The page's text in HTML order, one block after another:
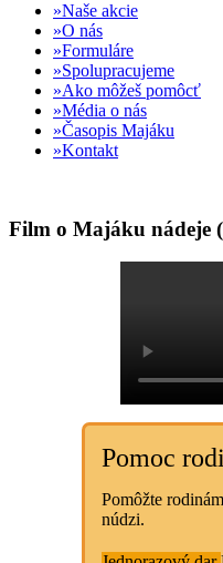
Naše akcie
O nás
Formuláre
Spolupracujeme
Ako môžeš pomôcť
Média o nás
Časopis Majáku
Kontakt
Film o Majáku nádeje